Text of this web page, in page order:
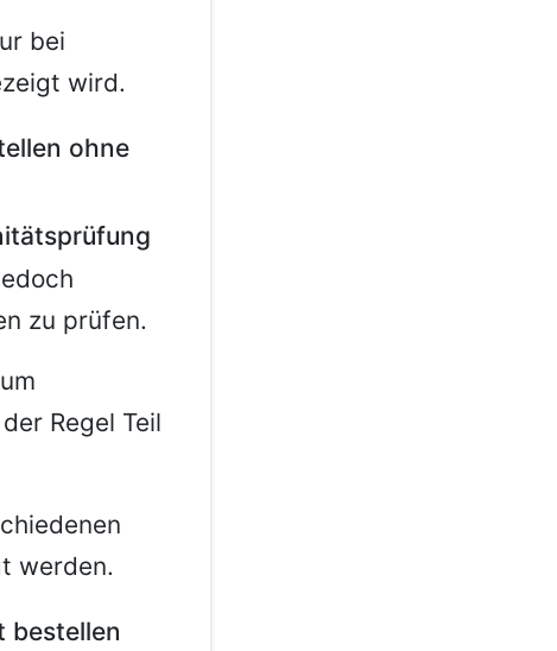
bei
wird.
ohne
zu prüfen.
Regel Teil
werden.
bestellen